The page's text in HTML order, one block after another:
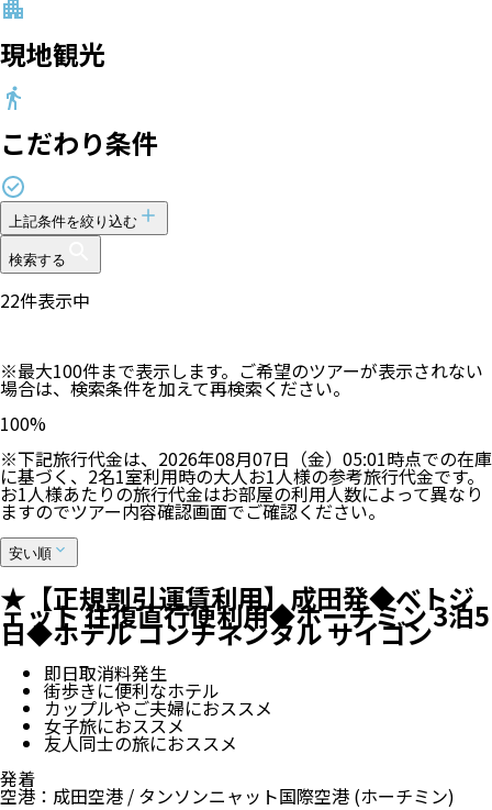
現地観光
こだわり条件
上記条件を絞り込む
検索する
22件表示中
※最大100件まで表示します。ご希望のツアーが表示されない
場合は、検索条件を加えて再検索ください。
100%
※下記旅行代金は、 2026年08月07日（金）05:01時点での在庫
に基づく、2名1室利用時の大人お1人様の参考旅行代金です。
お1人様あたりの旅行代金はお部屋の利用人数によって異なり
ますのでツアー内容確認画面でご確認ください。
安い順
★【正規割引運賃利用】成田発◆ベトジ
ェット 往復直行便利用◆ホーチミン 3泊5
日◆ホテル コンチネンタル サイゴン
即日取消料発生
街歩きに便利なホテル
カップルやご夫婦におススメ
女子旅におススメ
友人同士の旅におススメ
発着
空港 ： 成田空港 / タンソンニャット国際空港 (ホーチミン)